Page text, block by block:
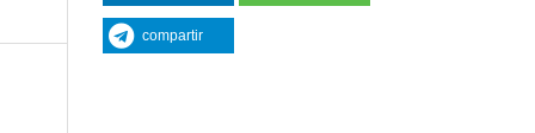
compartir